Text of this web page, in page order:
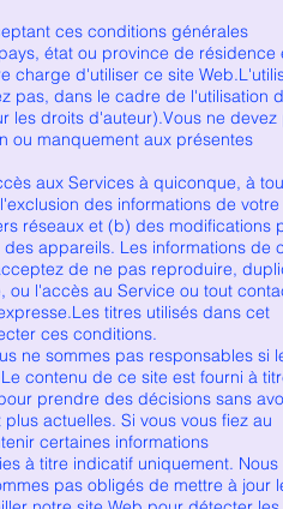
ces conditions générales
état ou province de résidence
charge d'utiliser ce site
pas, dans le cadre de l'utilisation
les droits d'auteur).Vous ne devez
ou manquement aux présentes
aux Services à quiconque, à
des informations de
réseaux et (b) des modifications
appareils. Les informations de
de ne pas reproduire,
ou l'accès au Service ou tout
titres utilisés dans cet
ces conditions.
ne sommes pas responsables si
contenu de ce site est fourni à
prendre des décisions sans
actuelles. Si vous vous fiez au
certaines informations
à titre indicatif uniquement. Nous
pas obligés de mettre à jour